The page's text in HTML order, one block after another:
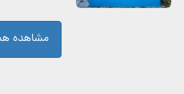
مشاهده